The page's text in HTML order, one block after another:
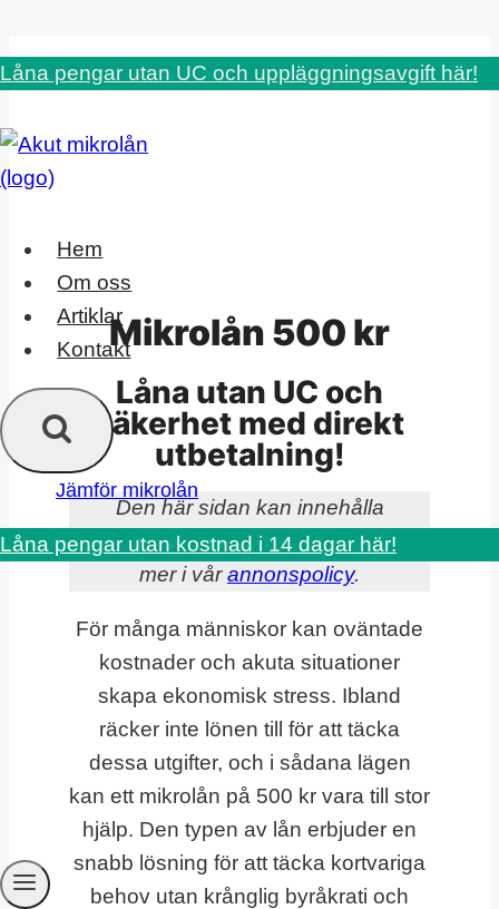
to
Låna pengar utan UC och uppläggningsavgift här!
Hem
Om oss
Artiklar
Kontakt
Jämför mikrolån
Låna pengar utan kostnad i 14 dagar här!
Mikrolån 500 kr
Låna utan UC och
säkerhet med direkt
utbetalning!
Den här sidan kan innehålla
annonser och sponsrade länkar. Läs
mer i vårannonspolicy.
För många människor kan oväntade
kostnader och akuta situationer
skapa ekonomisk stress. Ibland
räcker inte lönen till för att täcka
dessa utgifter, och i sådana lägen
kan ett mikrolån på 500 kr vara till stor
hjälp. Den typen av lån erbjuder en
snabb lösning för att täcka kortvariga
behov utan krånglig byråkrati och